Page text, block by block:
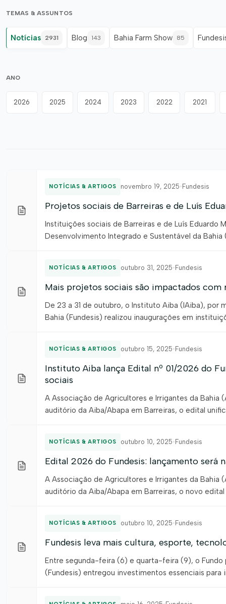
TEMAS & ASSUNTOS
Notícias 2931 Blog 143 Bahia Farm Show 85
ANO
2026 2025 2024 2023 2022 2021
NOTÍCIAS & ARTIGOS novembro 19, 2025• Fundesis
Projetos sociais de Barreiras e de Luís
Instituições sociais de Barreiras e de Luís Eduardo
Desenvolvimento Integrado e Sustentável da
NOTÍCIAS & ARTIGOS outubro 31, 2025• Fundesis
Mais projetos sociais são impactados com
De 23 a 31 de outubro, o Instituto Aiba (IAiba), por
Bahia (Fundesis) realizou inaugurações em
NOTÍCIAS & ARTIGOS outubro 15, 2025• Fundesis
Instituto Aiba lança Edital nº 01/2026 do
sociais
A Associação de Agricultores e Irrigantes da
auditório da Aiba/Abapa em Barreiras, o edital
NOTÍCIAS & ARTIGOS outubro 10, 2025• Fundesis
Edital 2026 do Fundesis: lançamento
A Associação de Agricultores e Irrigantes da
auditório da Aiba/Abapa em Barreiras, o novo
NOTÍCIAS & ARTIGOS outubro 10, 2025• Fundesis
Fundesis leva mais cultura, esporte,
Entre segunda-feira (6) e quarta-feira (9), o
(Fundesis) entregou investimentos essenciais para